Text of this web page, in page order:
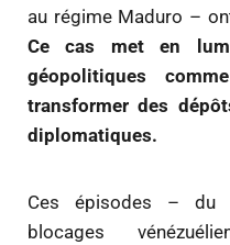
au régime Maduro –
Ce cas met en
géopolitiques
transformer des
diplomatiques.
Ces épisodes – du
blocages